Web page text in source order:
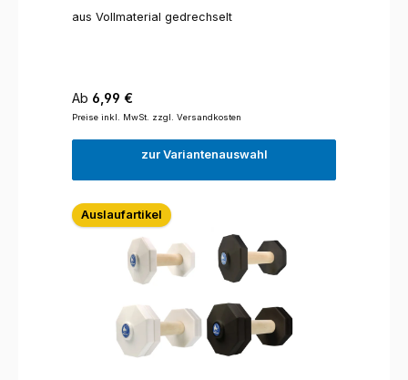
aus Vollmaterial gedrechselt
Regulärer Preis:
Ab 6,99 €
Preise inkl. MwSt. zzgl. Versandkosten
zur Variantenauswahl
Auslaufartikel